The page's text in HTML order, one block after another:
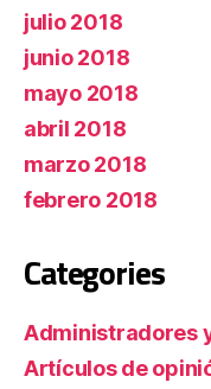
julio 2018
junio 2018
mayo 2018
abril 2018
marzo 2018
febrero 2018
Categories
Administradores
Artículos de